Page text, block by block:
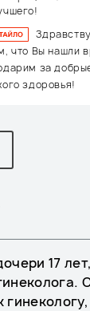
что Вы нашли
за
здоровья!
17